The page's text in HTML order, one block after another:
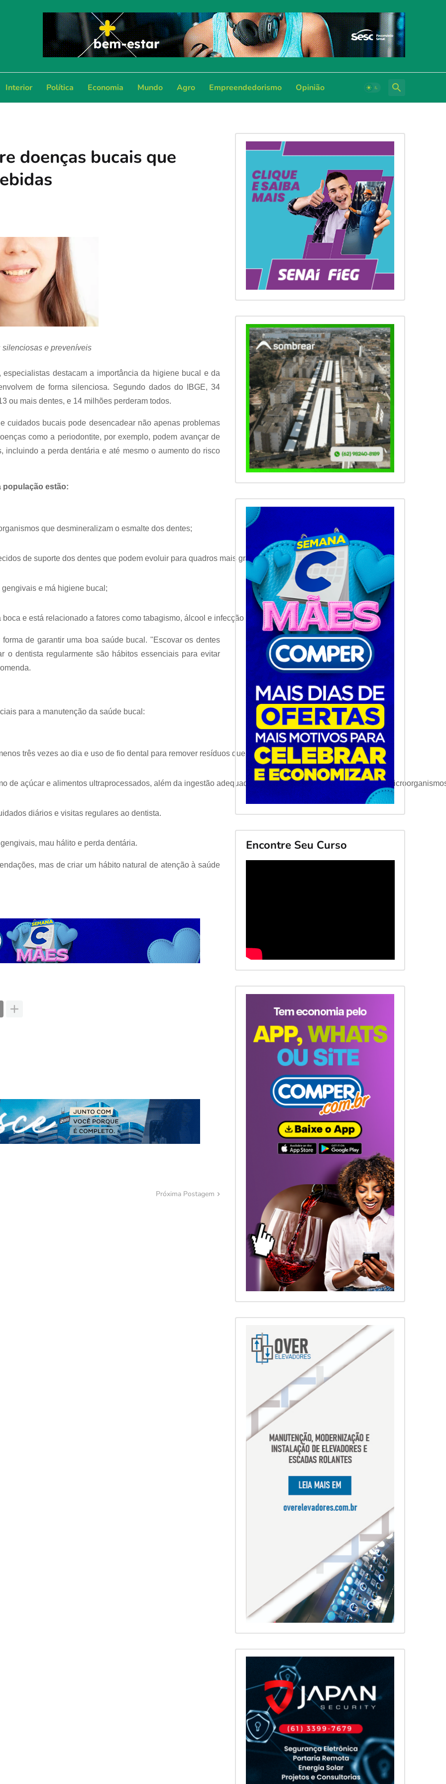
Interior Política Economia Mundo Agro Empreendedorismo Opinião
doenças bucais que
e preveníveis
destacam a importância da higiene bucal e da
de forma silenciosa. Segundo dados do IBGE, 34
ou mais dentes, e 14 milhões perderam todos.
cuidados bucais pode desencadear não apenas problemas
como a periodontite, por exemplo, podem avançar de
incluindo a perda dentária e até mesmo o aumento do risco
população estão:
que desmineralizam o esmalte dos dentes;
de suporte dos dentes que podem evoluir para quadros mais graves;
e má higiene bucal;
e está relacionado a fatores como tabagismo, álcool e infecção pelo HPV.
de garantir uma boa saúde bucal. "Escovar os dentes
o dentista regularmente são hábitos essenciais para evitar
para a manutenção da saúde bucal:
três vezes ao dia e uso de fio dental para remover resíduos que a escova não alcança.
de açúcar e alimentos ultraprocessados, além da ingestão adequada de água para auxiliar no controle dos
diários e visitas regulares ao dentista.
mau hálito e perda dentária.
mas de criar um hábito natural de atenção à saúde
Próxima Postagem
Encontre Seu Curso